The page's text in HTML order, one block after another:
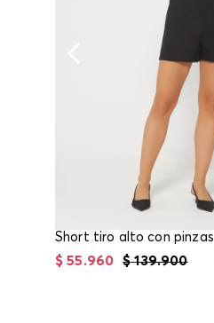
Short tiro alto con pinzas
$ 139.900
$ 55.960